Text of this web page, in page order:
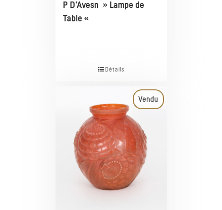
P D’Avesn » Lampe de
Table «
Détails
Vendu